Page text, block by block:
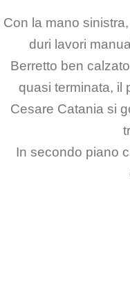
Con la mano
duri lavori
Berretto ben
quasi terminata, il
Cesare Catania si
In secondo piano